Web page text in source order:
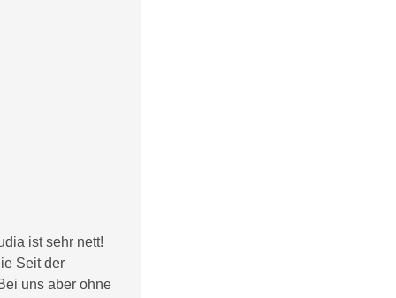
ist sehr nett!
Seit der
uns aber ohne